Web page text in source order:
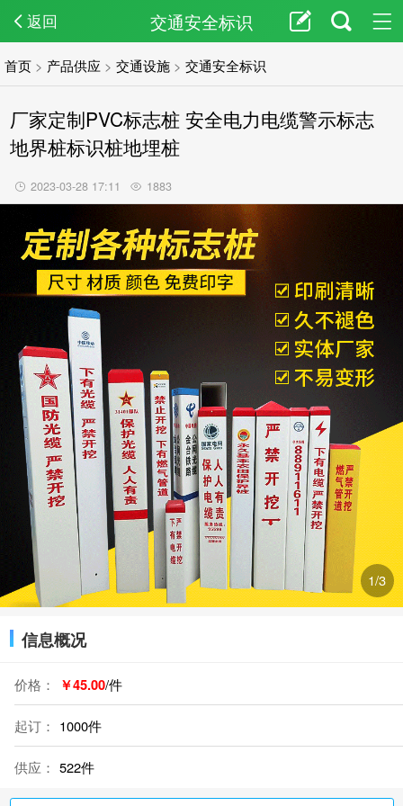
返回 交通安全标识
首页 > 产品供应 >交通设施 >交通安全标识
厂家定制PVC标志桩 安全电力电缆警示标志
地界桩标识桩地埋桩
2023-03-28 17:11 1883
2/3
信息概况
价格： ￥45.00/件
起订： 1000件
供应： 522件